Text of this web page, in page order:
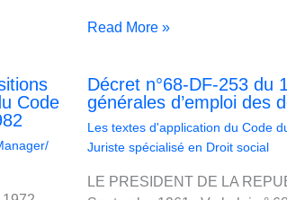
Read More »
Code
Décret n°68-DF-253 du
générales d’emploi des
Les textes d'application du Code
Juriste spécialisé en Droit social
LE PRESIDENT DE LA